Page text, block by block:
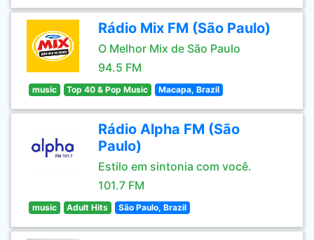
Rádio Mix FM (São Paulo)
O Melhor Mix de São Paulo
94.5 FM
music Top 40 & Pop Music Macapa, Brazil
Rádio Alpha FM (São
Paulo)
Estilo em sintonia com você.
101.7 FM
music Adult Hits São Paulo, Brazil